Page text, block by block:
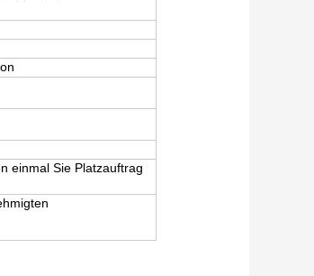
einmal Sie Platzauftrag